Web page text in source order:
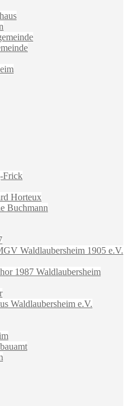
Frick
Horteux
Buchmann
Waldlaubersheim 1905 e.V.
1987 Waldlaubersheim
Waldlaubersheim e.V.